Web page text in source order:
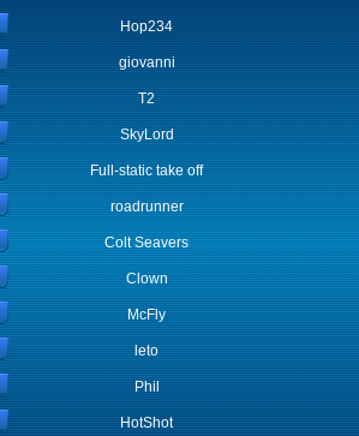
Hop234
giovanni
T2
SkyLord
Full-static take off
roadrunner
Colt Seavers
Clown
McFly
leto
Phil
HotShot